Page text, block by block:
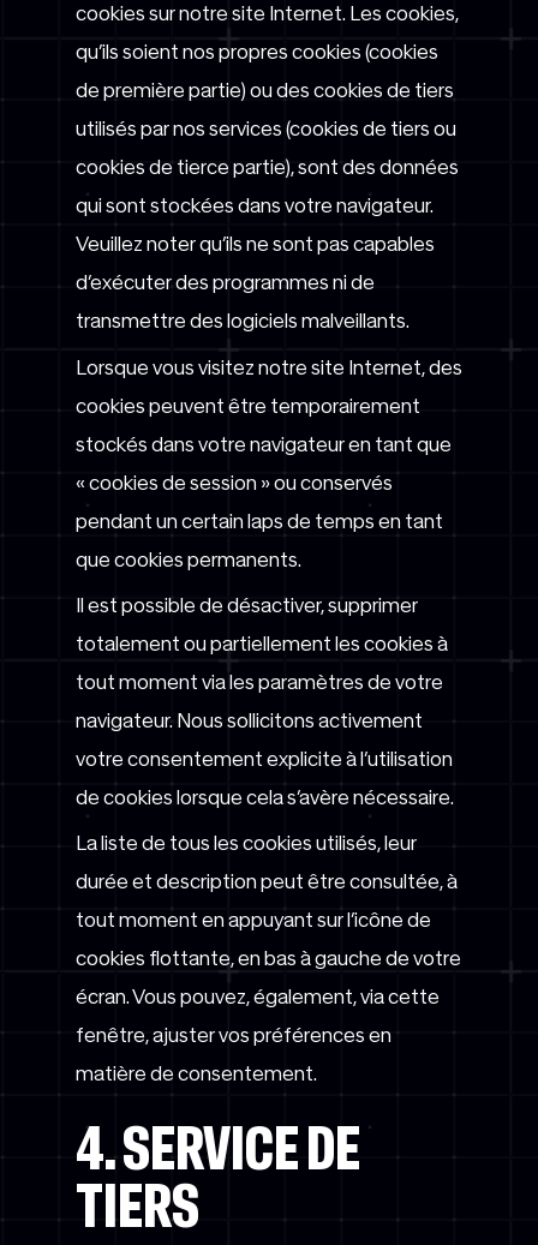
cookies sur notre site Internet. Les cookies,
qu’ils soient nos propres cookies (cookies
de première partie) ou des cookies de tiers
utilisés par nos services (cookies de tiers ou
cookies de tierce partie), sont des données
qui sont stockées dans votre navigateur.
Veuillez noter qu’ils ne sont pas capables
d’exécuter des programmes ni de
transmettre des logiciels malveillants.
Lorsque vous visitez notre site Internet, des
cookies peuvent être temporairement
stockés dans votre navigateur en tant que
« cookies de session » ou conservés
pendant un certain laps de temps en tant
que cookies permanents.
Il est possible de désactiver, supprimer
totalement ou partiellement les cookies à
tout moment via les paramètres de votre
navigateur. Nous sollicitons activement
votre consentement explicite à l’utilisation
de cookies lorsque cela s’avère nécessaire.
La liste de tous les cookies utilisés, leur
durée et description peut être consultée, à
tout moment en appuyant sur l’icône de
cookies flottante, en bas à gauche de votre
écran. Vous pouvez, également, via cette
fenêtre, ajuster vos préférences en
matière de consentement.
4. SERVICE DE
TIERS